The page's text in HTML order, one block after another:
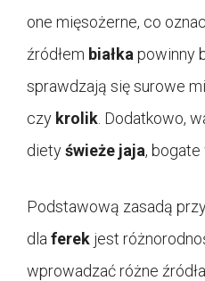
one mięsożerne, co
źródłem białka powinny
sprawdzają się surowe
czy krolik . Dodatkowo,
dietyświeże jaja, bogate
Podstawową zasadą
dla ferek jest
wprowadzać różne źródła